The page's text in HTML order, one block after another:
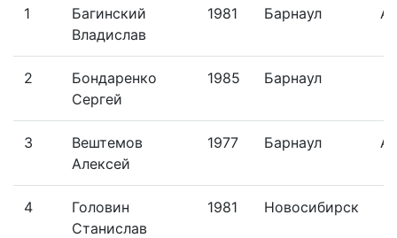
1
Багинский
Владислав
1981 Барнаул
2
Бондаренко
Сергей
1985 Барнаул
3
Вештемов
Алексей
1977 Барнаул
4
Головин
Станислав
1981 Новосибирск